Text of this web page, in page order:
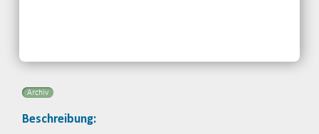
Archiv
Beschreibung: